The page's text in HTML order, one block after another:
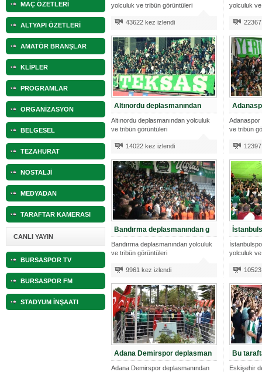
10.04.2023 14:44 |Hoş geldin Göktuğ Bebek!
30.12.2022 18:00 |Hoş geldin Kadir Kağan Bebek!
11.11.2025 14:13 |Hoş geldin Ertuğrul Bebek!
12.10.2025 17:30 |MUTLULUKLAR SİNAN SILACI
16.07.2024 14:32 |Hoş geldin Kerem Bebek!
08.01.2024 19:01 |Hoş geldin Aslan bebek!
Hoş geldin Güneş bebek!
MAÇ ÖZETLERİ
ALTYAPI ÖZETLERİ
AMATÖR BRANŞLAR
KLİPLER
PROGRAMLAR
ORGANİZASYON
BELGESEL
TEZAHURAT
NOSTALJİ
MEDYADAN
TARAFTAR KAMERASI
CANLI YAYIN
BURSASPOR TV
BURSASPOR FM
STADYUM İNŞAATI
yolculuk ve tribün görüntüleri
43622 kez izlendi
yolculuk
Altınordu deplasmanından
Altınordu deplasmanından yolculuk
ve tribün görüntüleri
14022 kez izlendi
Adanaspor
ve tribün
Bandırma deplasmanından g
Bandırma deplasmanından yolculuk
ve tribün görüntüleri
9961 kez izlendi
yolculuk
Adana Demirspor deplasman
Adana Demirspor deplasmanından
Bu
Eskişehir